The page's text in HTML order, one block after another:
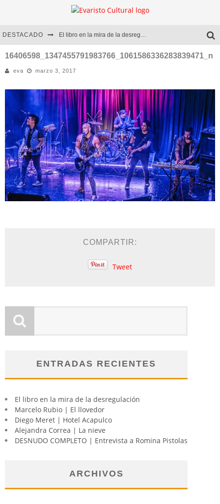
DESTACADO El libro en la mira de la desregulación
Marcelo Rubio | El llovedor
Diego Meret | Hotel Acapulco
Alejandra Correa | La nieve
16406598_1347455791983766_1061586336283839471_n
eva marzo 3, 2017
COMPARTIR:
Tweet
ENTRADAS RECIENTES
El libro en la mira de la desregulación
Marcelo Rubio | El llovedor
Diego Meret | Hotel Acapulco
Alejandra Correa | La nieve
DESNUDO COMPLETO | Entrevista a Romina Pistolas
ARCHIVOS